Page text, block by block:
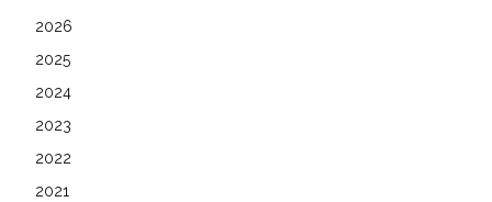
2026
2025
2024
2023
2022
2021